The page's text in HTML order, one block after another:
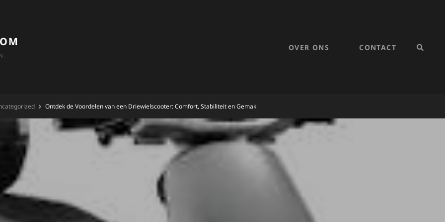
OVER ONS CONTACT
Ontdek de Voordelen van een Driewielscooter: Comfort, Stabiliteit en Gemak